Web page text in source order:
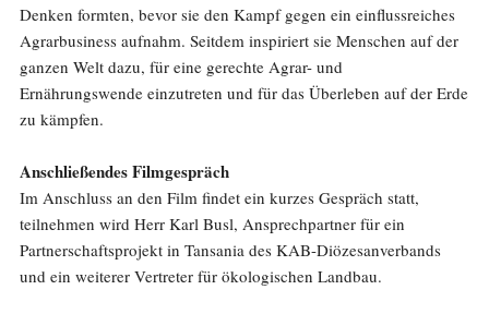
Denken formten, bevor sie den Kampf gegen ein einflussreiches
Agrarbusiness aufnahm. Seitdem inspiriert sie Menschen auf der
ganzen Welt dazu, für eine gerechte Agrar- und
Ernährungswende einzutreten und für das Überleben auf der Erde
zu kämpfen.
Anschließendes Filmgespräch
Im Anschluss an den Film findet ein kurzes Gespräch statt,
teilnehmen wird Herr Karl Busl, Ansprechpartner für ein
Partnerschaftsprojekt in Tansania des KAB-Diözesanverbands
und ein weiterer Vertreter für ökologischen Landbau.